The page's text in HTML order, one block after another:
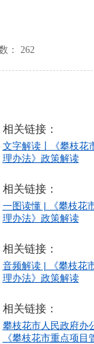
： 262
相关链接：
文字解读丨《攀枝花
理办法》政策解读
相关链接：
一图读懂 | 《攀枝花
理办法》政策解读
相关链接：
音频解读 | 《攀枝花
理办法》政策解读
相关链接：
攀枝花市人民政府办
《攀枝花市重点项目